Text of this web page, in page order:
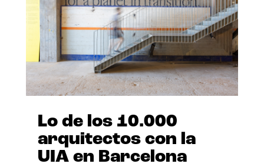
Lo de los 10.000
arquitectos con la
UIA en Barcelona